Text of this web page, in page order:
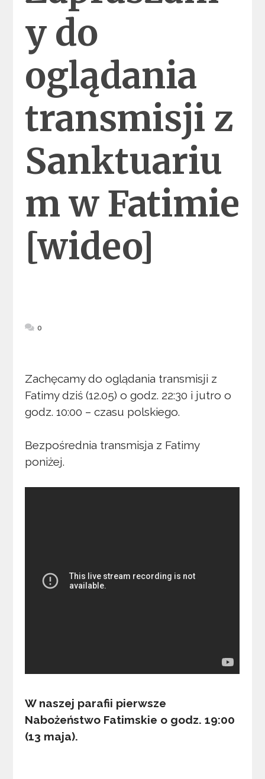
y do
oglądania
transmisji z
Sanktuariu
m w Fatimie
[wideo]
0
Zachęcamy do oglądania transmisji z
Fatimy dziś (12.05) o godz. 22:30 i jutro o
godz. 10:00 – czasu polskiego.
Bezpośrednia transmisja z Fatimy
poniżej.
W naszej parafii pierwsze
Nabożeństwo Fatimskie o godz. 19:00
(13 maja).